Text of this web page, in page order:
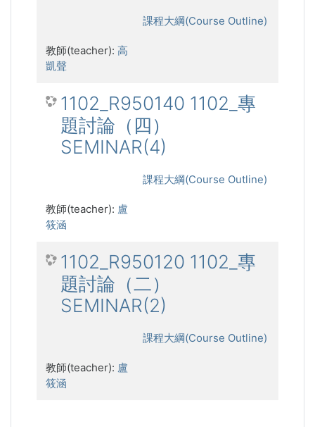
課程大綱(Course Outline)
教師(teacher): 高
凱聲
1102_R950140 1102_專
題討論（四）
SEMINAR(4)
課程大綱(Course Outline)
教師(teacher): 盧
筱涵
1102_R950120 1102_專
題討論（二）
SEMINAR(2)
課程大綱(Course Outline)
教師(teacher): 盧
筱涵